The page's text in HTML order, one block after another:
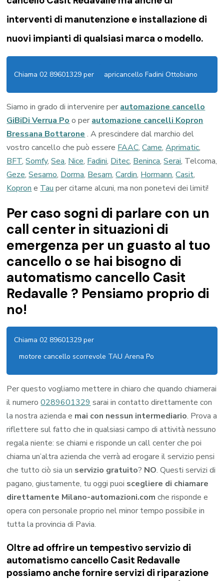
interventi di manutenzione e installazione di
nuovi impianti di qualsiasi marca o modello.
Chiama 02 89601329 per apricancello Fadini Ottobiano
Siamo in grado di intervenire per automazione cancello
GiBiDi Verrua Po o per automazione cancelli Kopron
Bressana Bottarone . A prescindere dal marchio del
vostro cancello che può essere FAAC,Came,Aprimatic,
BFT,Somfy,Sea, Nice, Fadini, Ditec, Beninca,Serai, Telcoma,
Geze,Sesamo, Dorma, Besam,Cardin, Hormann,Casit,
Kopron e Tau per citarne alcuni, ma non ponetevi dei limiti!
Per caso sogni di parlare con un
call center in situazioni di
emergenza per un guasto al tuo
cancello o se hai bisogno di
automatismo cancello Casit
Redavalle ? Pensiamo proprio di
no!
Chiama 02 89601329 per
motore cancello scorrevole TAU Arena Po
Per questo vogliamo mettere in chiaro che quando chiamerai
il numero0289601329 sarai in contatto direttamente con
la nostra azienda e mai con nessun intermediario. Prova a
riflettere sul fatto che in qualsiasi campo di attività nessuno
regala niente: se chiami e risponde un call center che poi
chiama un’altra azienda che verrà ad erogare il servizio pensi
che tutto ciò sia un servizio gratuito? NO. Questi servizi di
pagano, giustamente, tu oggi puoi scegliere di chiamare
direttamente Milano-automazioni.com che risponde e
opera con personale proprio nel minor tempo possibile in
tutta la provincia di Pavia.
Oltre ad offrire un tempestivo servizio di
automatismo cancello Casit Redavalle
possiamo anche fornire servizi di riparazione